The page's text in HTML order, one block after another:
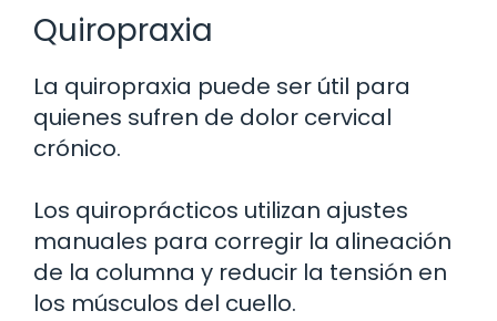
Quiropraxia
La quiropraxia puede ser útil para
quienes sufren de dolor cervical
crónico.
Los quiroprácticos utilizan ajustes
manuales para corregir la alineación
de la columna y reducir la tensión en
los músculos del cuello.